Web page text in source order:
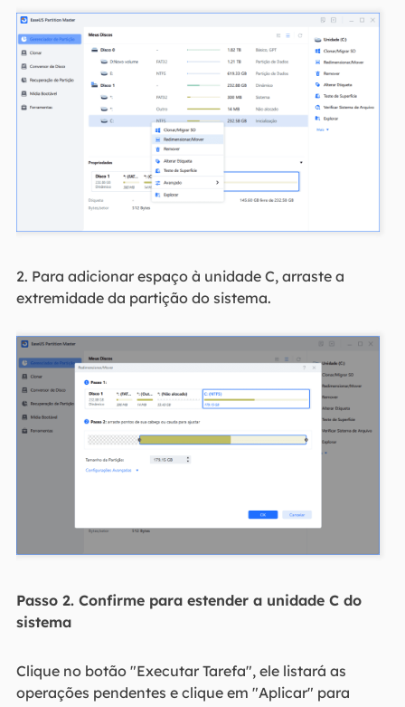
2. Para adicionar espaço à unidade C, arraste a
extremidade da partição do sistema.
Passo 2. Confirme para estender a unidade C do
sistema
Clique no botão "Executar Tarefa", ele listará as
operações pendentes e clique em "Aplicar" para